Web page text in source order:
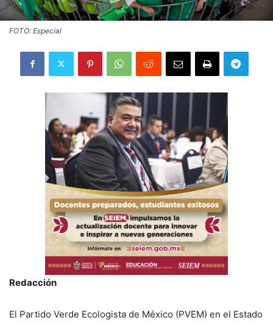
FOTO: Especial
Redacción
El Partido Verde Ecologista de México (PVEM) en el Estado